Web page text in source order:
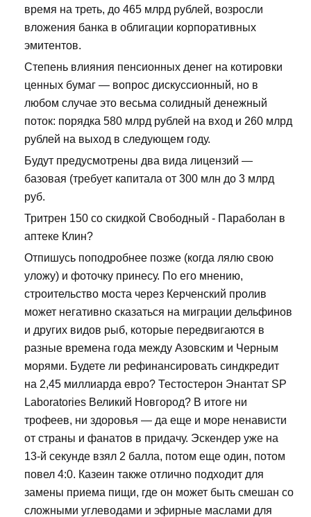
время на треть, до 465 млрд рублей, возросли
вложения банка в облигации корпоративных
эмитентов.
Степень влияния пенсионных денег на котировки
ценных бумаг — вопрос дискуссионный, но в
любом случае это весьма солидный денежный
поток: порядка 580 млрд рублей на вход и 260 млрд
рублей на выход в следующем году.
Будут предусмотрены два вида лицензий —
базовая (требует капитала от 300 млн до 3 млрд
руб.
Тритрен 150 со скидкой Свободный - Параболан в
аптеке Клин?
Отпишусь поподробнее позже (когда лялю свою
уложу) и фоточку принесу. По его мнению,
строительство моста через Керченский пролив
может негативно сказаться на миграции дельфинов
и других видов рыб, которые передвигаются в
разные времена года между Азовским и Черным
морями. Будете ли рефинансировать синдкредит
на 2,45 миллиарда евро? Тестостерон Энантат SP
Laboratories Великий Новгород? В итоге ни
трофеев, ни здоровья — да еще и море ненависти
от страны и фанатов в придачу. Эскендер уже на
13-й секунде взял 2 балла, потом еще один, потом
повел 4:0. Казеин также отлично подходит для
замены приема пищи, где он может быть смешан со
сложными углеводами и эфирные маслами для